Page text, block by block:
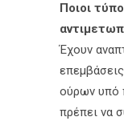
Ποιοι
Έχουν
ούρων υπό
πρέπει να